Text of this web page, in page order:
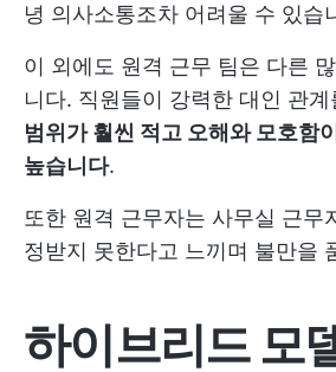
녕 의사소통조차 어려울 수 있습
이 외에도 원격 근무 팀은 다른
니다. 직원들이 강력한 대인 관
범위가 훨씬 적고 오해와 모호함
높습니다.
또한 원격 근무자는 사무실 근무
정받지 못한다고 느끼며 불만을
하이브리드 모